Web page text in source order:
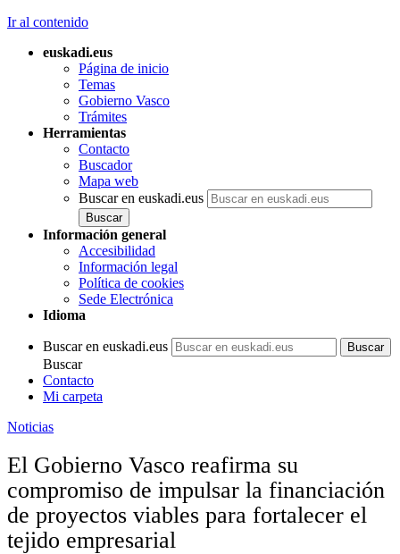
Ir al contenido
euskadi.eus
Página de inicio
Temas
Gobierno Vasco
Trámites
Herramientas
Contacto
Buscador
Mapa web
Buscar en euskadi.eus
Información general
Accesibilidad
Información legal
Política de cookies
Sede Electrónica
Idioma
Buscar en euskadi.eus
Buscar
Contacto
Mi carpeta
Noticias
El Gobierno Vasco reafirma su
compromiso de impulsar la financiación
de proyectos viables para fortalecer el
tejido empresarial